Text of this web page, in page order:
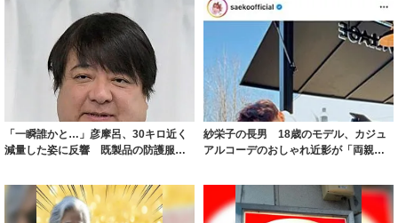
「一瞬誰かと…」彦摩呂、30キロ近く
減量した姿に反響 既製品の防護服が
紗栄子の長男 18歳のモデル、カジュ
アルコーデのおしゃれ近影が「両親の